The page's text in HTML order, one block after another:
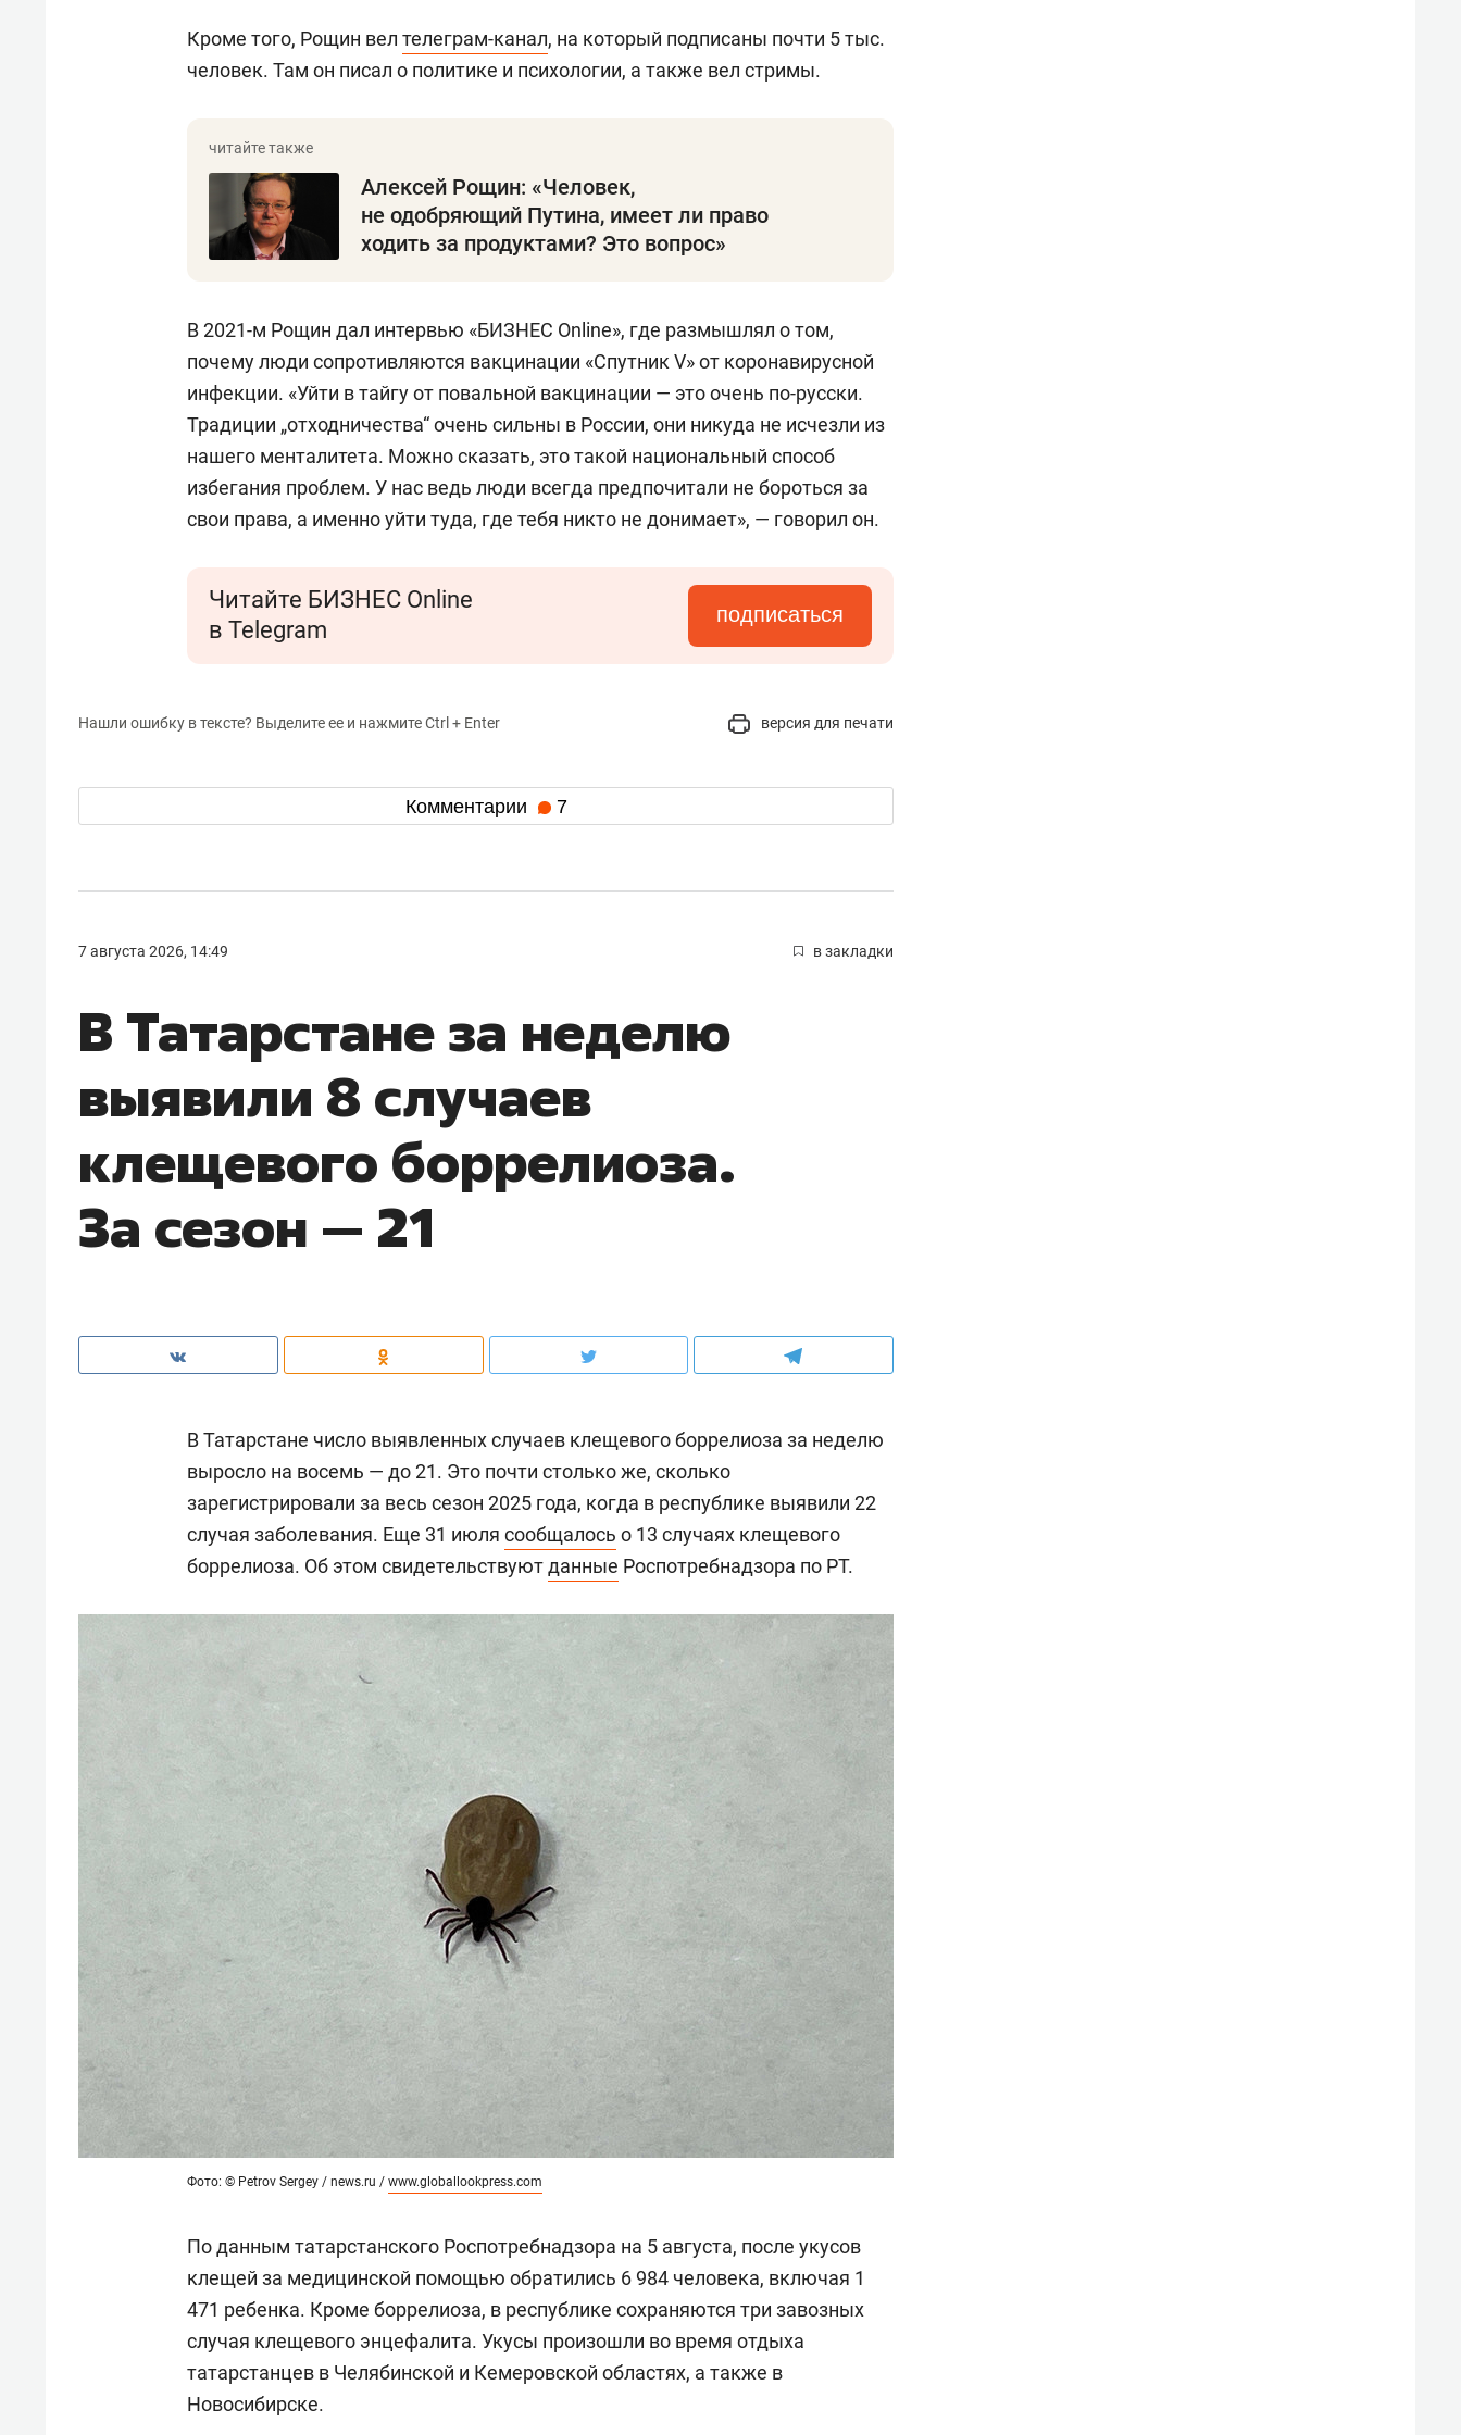
Кроме того, Рощин вел телеграм-канал, на который подписаны почти 5 тыс.
человек. Там он писал о политике и психологии, а также вел стримы.
Алексей Рощин: «Человек,
не одобряющий Путина, имеет ли право
ходить за продуктами? Это вопрос»
В 2021-м Рощин дал интервью «БИЗНЕС Online», где размышлял о том,
почему люди сопротивляются вакцинации «Спутник V» от коронавирусной
инфекции. «Уйти в тайгу от повальной вакцинации — это очень по-русски.
Традиции „отходничества“ очень сильны в России, они никуда не исчезли из
нашего менталитета. Можно сказать, это такой национальный способ
избегания проблем. У нас ведь люди всегда предпочитали не бороться за
свои права, а именно уйти туда, где тебя никто не донимает», — говорил он.
Читайте БИЗНЕС Online
в Telegram
подписаться
Нашли ошибку в тексте? Выделите ее и нажмите Ctrl + Enter версия для печати
Комментарии 7
7 августа 2026, 14:49 в закладки
В Татарстане за неделю
выявили 8 случаев
клещевого боррелиоза.
За сезон — 21
В Татарстане число выявленных случаев клещевого боррелиоза за неделю
выросло на восемь — до 21. Это почти столько же, сколько
зарегистрировали за весь сезон 2025 года, когда в республике выявили 22
случая заболевания. Еще 31 июля сообщалось о 13 случаях клещевого
боррелиоза. Об этом свидетельствуютданные Роспотребнадзора по РТ.
Фото: © Petrov Sergey / news.ru / www.globallookpress.com
По данным татарстанского Роспотребнадзора на 5 августа, после укусов
клещей за медицинской помощью обратились 6 984 человека, включая 1
471 ребенка. Кроме боррелиоза, в республике сохраняются три завозных
случая клещевого энцефалита. Укусы произошли во время отдыха
татарстанцев в Челябинской и Кемеровской областях, а также в
Новосибирске.